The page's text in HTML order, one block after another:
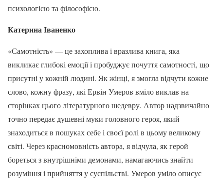
психологією та філософією.
Катерина Іваненко
«Самотність» — це захоплива і вразлива книга, яка
викликає глибокі емоції і пробуджує почуття самотності, що
присутні у кожній людині. Як жінці, я змогла відчути кожне
слово, кожну фразу, які Ервін Умеров вміло виклав на
сторінках цього літературного шедевру. Автор надзвичайно
точно передає душевні муки головного героя, який
знаходиться в пошуках себе і своєї ролі в цьому великому
світі. Через красномовність автора, я відчула, як герой
бореться з внутрішніми демонами, намагаючись знайти
розуміння і прийняття у суспільстві. Умеров уміло описує